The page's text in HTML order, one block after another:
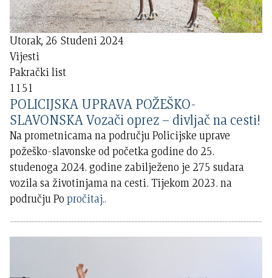
Utorak, 26 Studeni 2024
Vijesti
Pakrački list
1151
POLICIJSKA UPRAVA POŽEŠKO-
SLAVONSKA Vozači oprez – divljač na cesti!
Na prometnicama na području Policijske uprave
požeško-slavonske od početka godine do 25.
studenoga 2024. godine zabilježeno je 275 sudara
vozila sa životinjama na cesti. Tijekom 2023. na
području Popročitaj..